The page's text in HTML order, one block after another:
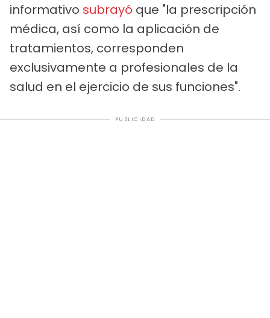
informativo subrayó que "la prescripción
médica, así como la aplicación de
tratamientos, corresponden
exclusivamente a profesionales de la
salud en el ejercicio de sus funciones".
PUBLICIDAD